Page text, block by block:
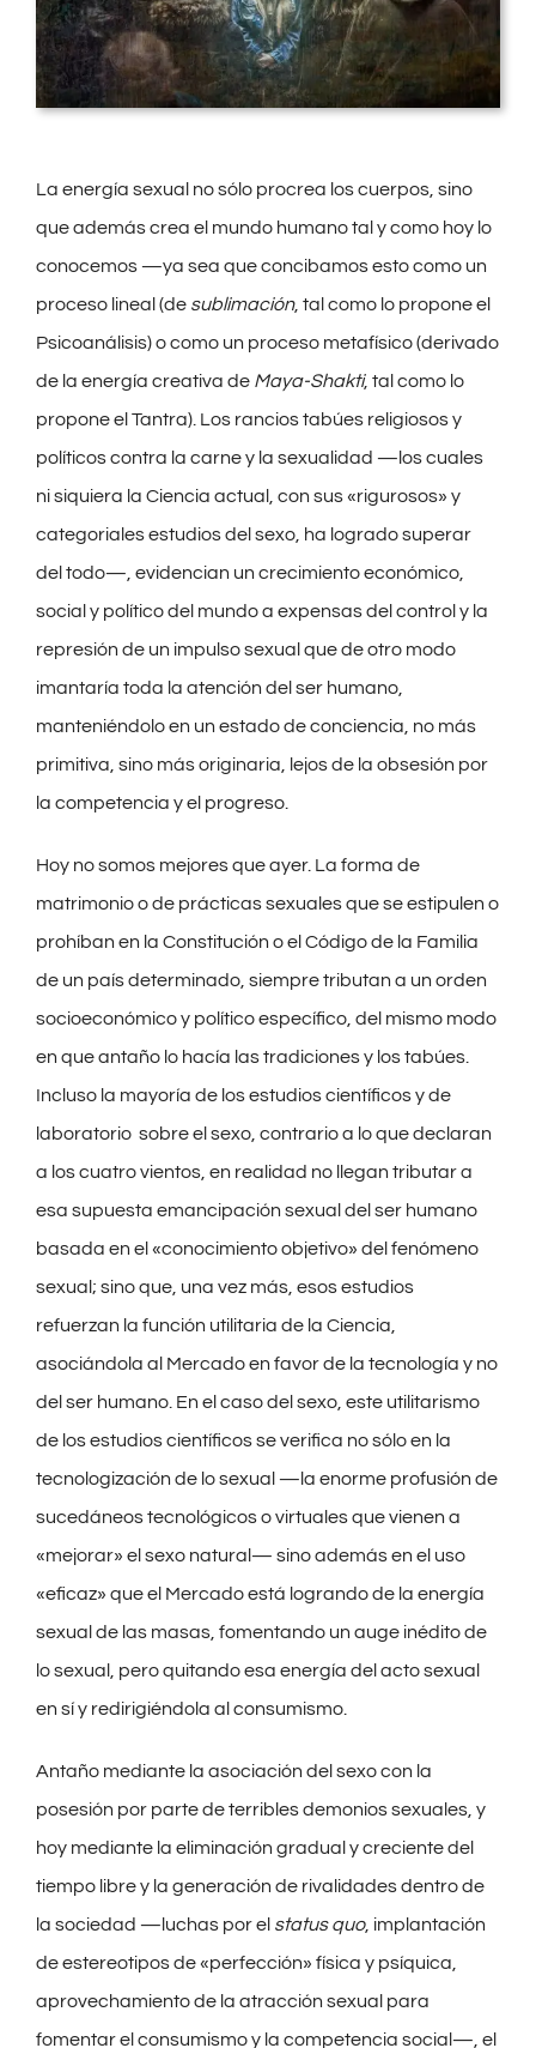
La energía sexual no sólo procrea los cuerpos, sino
que además crea el mundo humano tal y como hoy lo
conocemos —ya sea que concibamos esto como un
proceso lineal (de sublimación, tal como lo propone el
Psicoanálisis) o como un proceso metafísico (derivado
de la energía creativa de Maya-Shakti, tal como lo
propone el Tantra). Los rancios tabúes religiosos y
políticos contra la carne y la sexualidad —los cuales
ni siquiera la Ciencia actual, con sus «rigurosos» y
categoriales estudios del sexo, ha logrado superar
del todo—, evidencian un crecimiento económico,
social y político del mundo a expensas del control y la
represión de un impulso sexual que de otro modo
imantaría toda la atención del ser humano,
manteniéndolo en un estado de conciencia, no más
primitiva, sino más originaria, lejos de la obsesión por
la competencia y el progreso.
Hoy no somos mejores que ayer. La forma de
matrimonio o de prácticas sexuales que se estipulen o
prohíban en la Constitución o el Código de la Familia
de un país determinado, siempre tributan a un orden
socioeconómico y político específico, del mismo modo
en que antaño lo hacía las tradiciones y los tabúes.
Incluso la mayoría de los estudios científicos y de
laboratorio sobre el sexo, contrario a lo que declaran
a los cuatro vientos, en realidad no llegan tributar a
esa supuesta emancipación sexual del ser humano
basada en el «conocimiento objetivo» del fenómeno
sexual; sino que, una vez más, esos estudios
refuerzan la función utilitaria de la Ciencia,
asociándola al Mercado en favor de la tecnología y no
del ser humano. En el caso del sexo, este utilitarismo
de los estudios científicos se verifica no sólo en la
tecnologización de lo sexual —la enorme profusión de
sucedáneos tecnológicos o virtuales que vienen a
«mejorar» el sexo natural— sino además en el uso
«eficaz» que el Mercado está logrando de la energía
sexual de las masas, fomentando un auge inédito de
lo sexual, pero quitando esa energía del acto sexual
en sí y redirigiéndola al consumismo.
Antaño mediante la asociación del sexo con la
posesión por parte de terribles demonios sexuales, y
hoy mediante la eliminación gradual y creciente del
tiempo libre y la generación de rivalidades dentro de
la sociedad —luchas por el status quo, implantación
de estereotipos de «perfección» física y psíquica,
aprovechamiento de la atracción sexual para
fomentar el consumismo y la competencia social—, el